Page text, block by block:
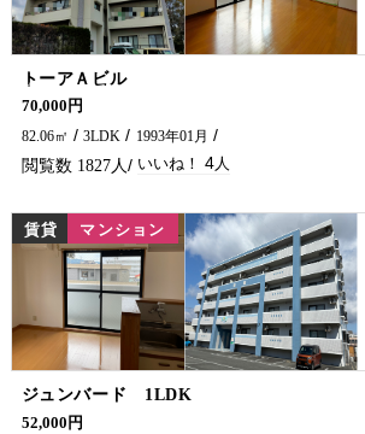
トーアＡビル
室内広々3LDK・エレベーター付き解放感溢れるお部屋です♪♪ 延岡市でアパートをお探しなら、五ヶ瀬不動産にお問い合わせください🏠✨
70,000円
82.06㎡
3LDK 1993年01月
1827 4
賃貸 マンション
ジュンバード 1LDK
リビングは広々LDK、設備も充実している人気マンションに空予定が出ました～♪ 日当たりgood★お隣にはコンビニがあります(*^^*) 延岡市でアパート
52,000円